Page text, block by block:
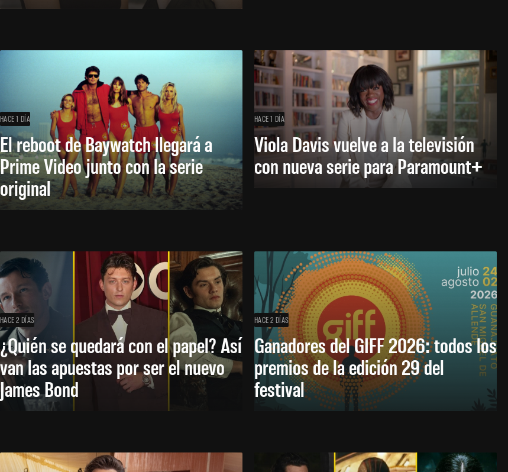
HACE 1 DÍA
El reboot de Baywatch llegará a
Prime Video junto con la serie
original
HACE 1 DÍA
Viola Davis vuelve a la televisión
con nueva serie para Paramount+
HACE 2 DÍAS
¿Quién se quedará con el papel? Así
van las apuestas por ser el nuevo
James Bond
HACE 2 DÍAS
Ganadores del GIFF 2026: todos los
premios de la edición 29 del
festival